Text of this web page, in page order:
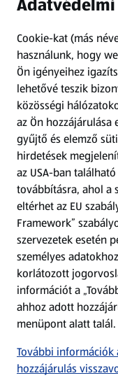
Információk
Kérdőív
Fizetési lehetőségek
ALDI utalványok
Árcsökkentés
Adattörlő alkalmazás
Szervizpont
(új oldalon nyílik meg)
Fedezz fel minket
Töltsd le az ALDI
Cookie-kat (más
használunk, hogy
Ön igényeihez
lehetővé teszik
közösségi
az Ön hozzájárulása
gyűjtő és elemző
hirdetések
az USA-ban
továbbításra, ahol a
eltérhet az EU
Framework”
szervezetek esetén
személyes
korlátozott
információt a
ahhoz adott
menüpont alatt talál.
További információk
hozzájárulás